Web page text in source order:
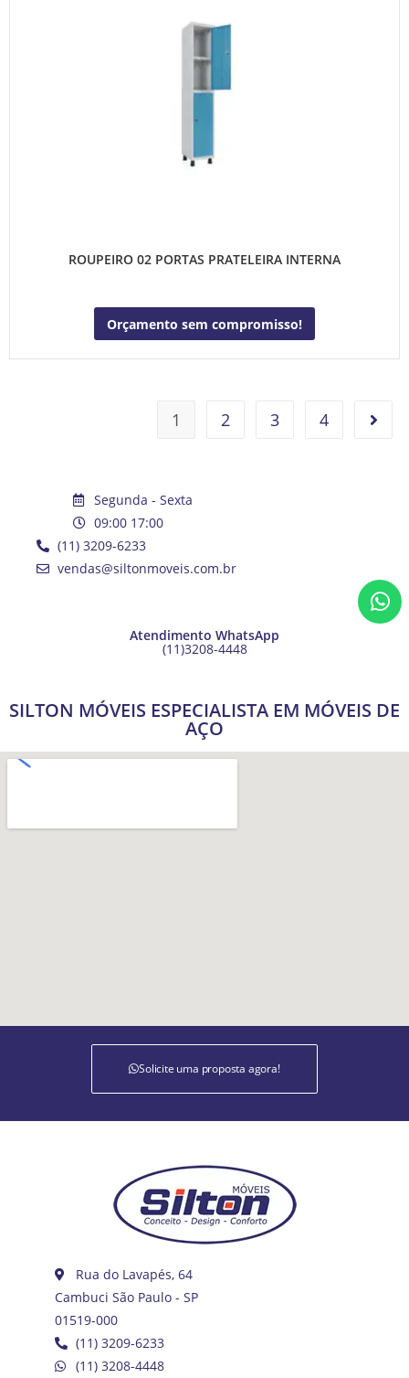
ROUPEIRO 02 PORTAS PRATELEIRA INTERNA
Orçamento sem compromisso!
1 2 3 4
Segunda - Sexta
09:00 17:00
(11) 3209-6233
vendas@siltonmoveis.com.br
Atendimento WhatsApp
(11)3208-4448
SILTON MÓVEIS ESPECIALISTA EM MÓVEIS DE
AÇO
Solicite uma proposta agora!
Rua do Lavapés, 64
Cambuci São Paulo - SP
01519-000
(11) 3209-6233
(11) 3208-4448